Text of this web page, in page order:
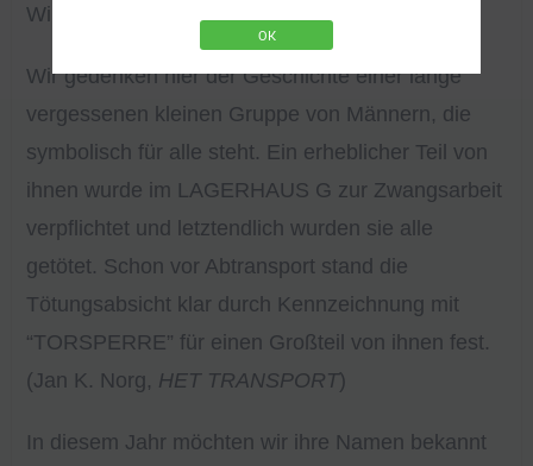
Winter 44/45.
Wir gedenken hier der Geschichte einer lange
vergessenen kleinen Gruppe von Männern, die
symbolisch für alle steht. Ein erheblicher Teil von
ihnen wurde im LAGERHAUS G zur Zwangsarbeit
verpflichtet und letztendlich wurden sie alle
getötet. Schon vor Abtransport stand die
Tötungsabsicht klar durch Kennzeichnung mit
“TORSPERRE” für einen Großteil von ihnen fest.
(Jan K. Norg, HET TRANSPORT)
In diesem Jahr möchten wir ihre Namen bekannt
OK